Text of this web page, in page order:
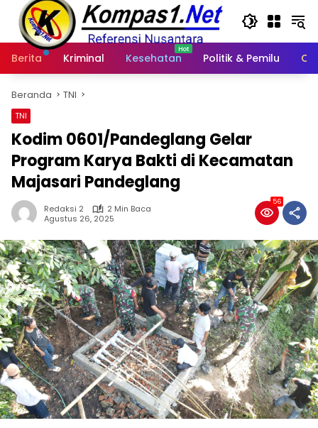
Langsung
konten
Berita
Kriminal Kesehatan Politik & Pemilu
Beranda TNI
TNI
Kodim 0601/Pandeglang Gelar
Program Karya Bakti di Kecamatan
Majasari Pandeglang
Redaksi 2
2 Min Baca
Agustus 26, 2025
56